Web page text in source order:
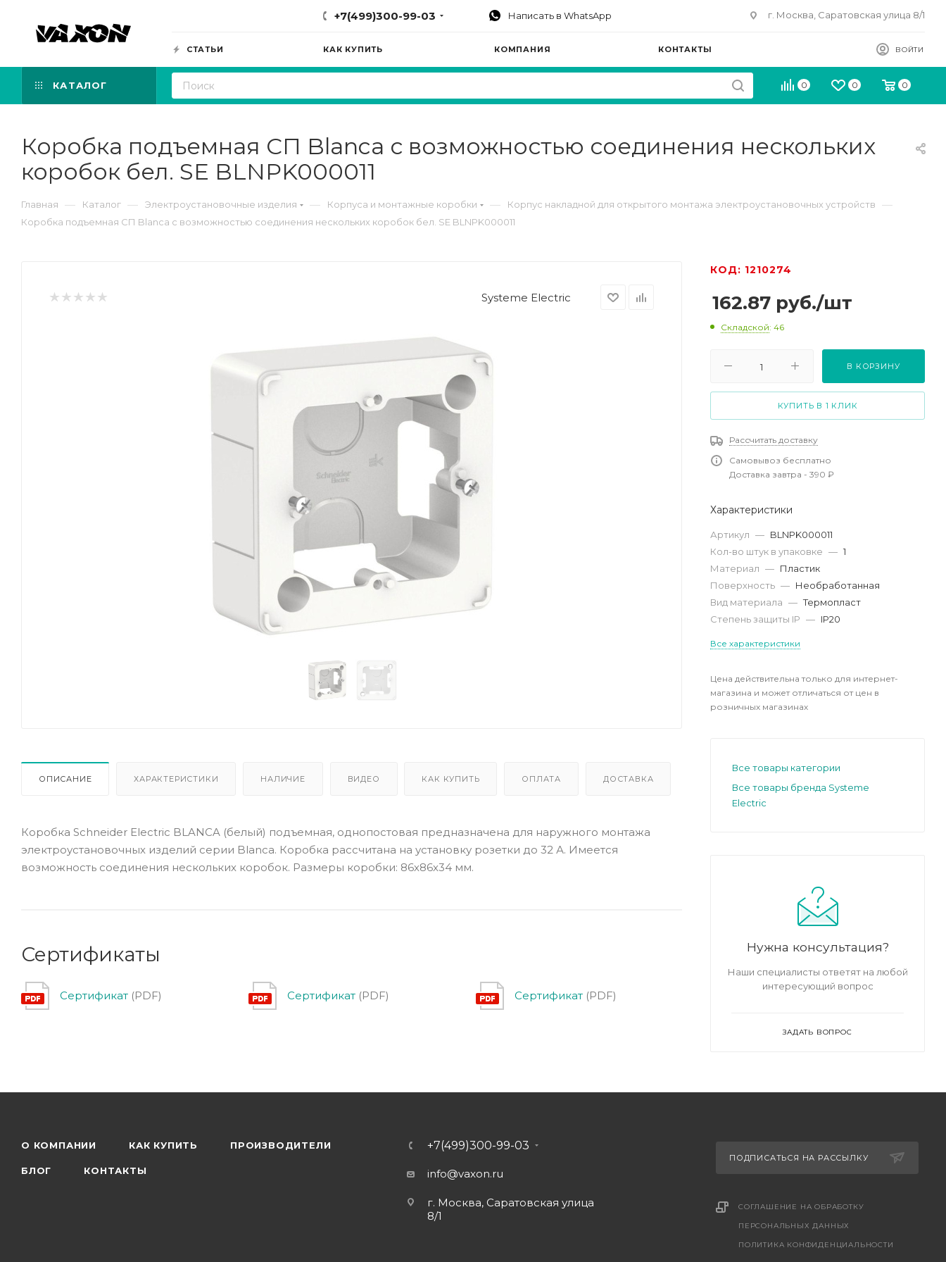
+7(499)300-99-03 Написать в WhatsApp г. Москва, Саратовская улица 8/1
ВОЙТИ
СТАТЬИ КАК КУПИТЬ КОМПАНИЯ КОНТАКТЫ
0 0 0
КАТАЛОГ
Коробка подъемная СП Blanca с возможностью соединения нескольких
коробок бел. SE BLNPK000011
Главная — Каталог — Электроустановочные изделия — Корпуса и монтажные коробки — Корпус накладной для открытого монтажа электроустановочных устройств —
Коробка подъемная СП Blanca с возможностью соединения нескольких коробок бел. SE BLNPK000011
Systeme Electric
ОПИСАНИЕ ХАРАКТЕРИСТИКИ НАЛИЧИЕ ВИДЕО КАК КУПИТЬ ОПЛАТА ДОСТАВКА
Коробка Schneider Electric BLANCA (белый) подъемная, однопостовая предназначена для наружного монтажа
электроустановочных изделий серии Blanca. Коробка рассчитана на установку розетки до 32 А. Имеется
возможность соединения нескольких коробок. Размеры коробки: 86х86х34 мм.
Сертификаты
Сертификат (PDF) Сертификат (PDF) Сертификат (PDF)
КОД: 1210274
162.87 руб./шт
Складской: 46
В КОРЗИНУ
КУПИТЬ В 1 КЛИК
Рассчитать доставку
Самовывоз бесплатно
Доставка завтра - 390 ₽
Характеристики
Артикул — BLNPK000011
Кол-во штук в упаковке — 1
Материал — Пластик
Поверхность — Необработанная
Вид материала — Термопласт
Степень защиты IP — IP20
Все характеристики
Цена действительна только для интернет-
магазина и может отличаться от цен в
розничных магазинах
Все товары категории
Все товары бренда Systeme
Electric
Нужна консультация?
Наши специалисты ответят на любой
интересующий вопрос
ЗАДАТЬ ВОПРОС
О КОМПАНИИ КАК КУПИТЬ ПРОИЗВОДИТЕЛИ
БЛОГ КОНТАКТЫ
+7(499)300-99-03
info@vaxon.ru
г. Москва, Саратовская улица
8/1
ПОДПИСАТЬСЯ НА РАССЫЛКУ
СОГЛАШЕНИЕ НА ОБРАБОТКУ
ПЕРСОНАЛЬНЫХ ДАННЫХ
ПОЛИТИКА КОНФИДЕНЦИАЛЬНОСТИ